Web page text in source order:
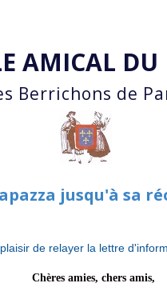
AMICAL DU
Berrichons de
jusqu'à sa
de relayer la lettre
Chères amies, chers amis,